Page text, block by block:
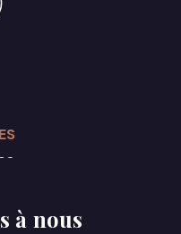
à nous